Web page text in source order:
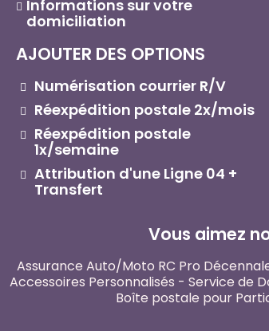
Informations sur votre
domiciliation
AJOUTER DES OPTIONS
Numérisation courrier R/V
Réexpédition postale 2x/mois
Réexpédition postale
1x/semaine
Attribution d'une Ligne 04 +
Transfert
Vous aimez
Assurance Auto/Moto RC Pro
Accessoires Personnalisés - Service de
Boîte postale pour